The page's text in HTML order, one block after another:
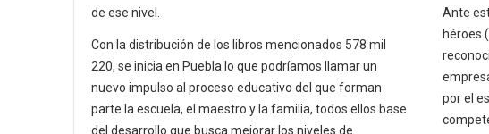
de ese nivel.
Con la distribución de los libros mencionados 578 mil
220, se inicia en Puebla lo que podríamos llamar un
nuevo impulso al proceso educativo del que forman
parte la escuela, el maestro y la familia, todos ellos base
del desarrollo que busca mejorar los niveles de
Ante
héroes
por el